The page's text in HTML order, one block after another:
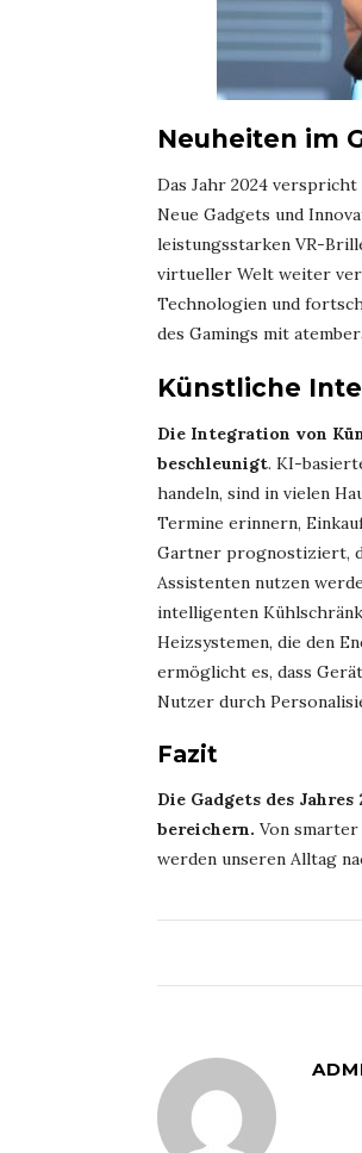
Neuheiten im
Das Jahr 2024
Neue Gadgets und
leistungsstarken VR-
virtueller Welt weiter
Technologien und
des Gamings mit
Künstliche
Die Integration von
beschleunigt. KI-
handeln, sind in vielen
Termine erinnern,
Gartner prognostiziert,
Assistenten nutzen
intelligenten
Heizsystemen, die den
ermöglicht es, dass
Nutzer durch
Fazit
Die Gadgets des
bereichern. Von
werden unseren Alltag